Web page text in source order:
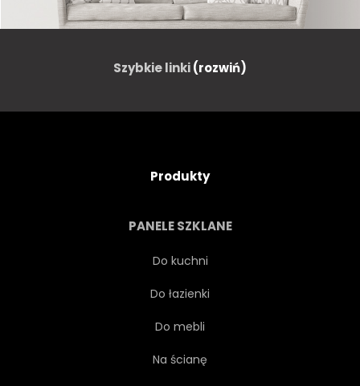
Szybkie linki(rozwiń)
Produkty
PANELE SZKLANE
Do kuchni
Do łazienki
Do mebli
Na ścianę